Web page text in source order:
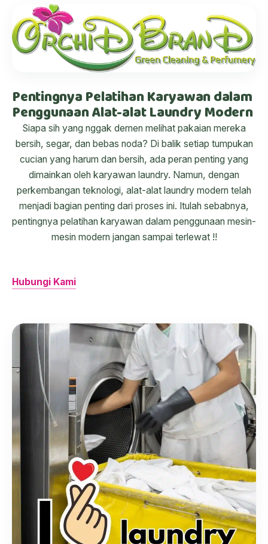
Pentingnya Pelatihan Karyawan dalam
Penggunaan Alat-alat Laundry Modern
Siapa sih yang nggak demen melihat pakaian mereka
bersih, segar, dan bebas noda? Di balik setiap tumpukan
cucian yang harum dan bersih, ada peran penting yang
dimainkan oleh karyawan laundry. Namun, dengan
perkembangan teknologi, alat-alat laundry modern telah
menjadi bagian penting dari proses ini. Itulah sebabnya,
pentingnya pelatihan karyawan dalam penggunaan mesin-
mesin modern jangan sampai terlewat !!
Hubungi Kami